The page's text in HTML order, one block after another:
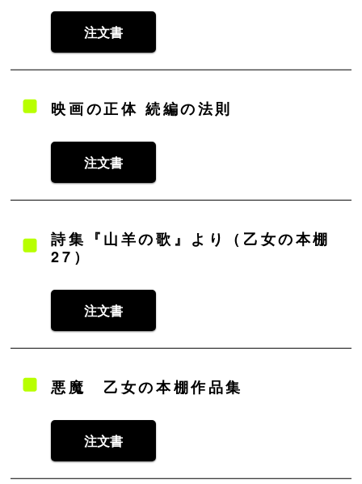
注文書
映画の正体 続編の法則
注文書
詩集『山羊の歌』より（乙女の本棚
27）
注文書
悪魔 乙女の本棚作品集
注文書